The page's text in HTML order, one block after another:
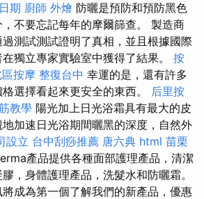
期 廚師 外燴 防曬是預防和預防黑色
不要忘記每年的摩爾篩查。 製造商
測試測試證明了真相，並且根據國際
獨立專家實驗室中獲得了結果。 按
按摩 整復台中 幸運的是，還有許多
選擇看起來更安全的東西。 后里按
教學 陽光加上日光浴霜具有最大的皮
加速日光浴期間曬黑的深度，自然外
設立 台中刮痧推薦 唐六典 html 苗栗
產品提供各種面部護理產品，清潔
，身體護理產品，洗髮水和防曬霜。
成為第一個了解我們的新產品，優惠